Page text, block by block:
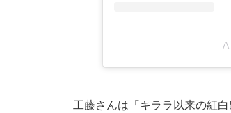
工藤さんは「キララ以来の紅